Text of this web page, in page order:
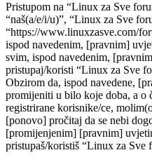
Pristupom na “Linux za Sve
“naš(a/e/i/u)”, “Linux za Sve
“https://www.linuxzasve.com/
ispod navedenim, [pravnim]
svim, ispod navedenim,
pristupaj/koristi “Linux za Sve
Obzirom da, ispod navedene,
promijeniti u bilo koje doba, a o
registrirane korisnike/ce,
[ponovo] pročitaj da se nebi
[promijenjenim] [pravnim]
pristupaš/koristiš “Linux za Sve